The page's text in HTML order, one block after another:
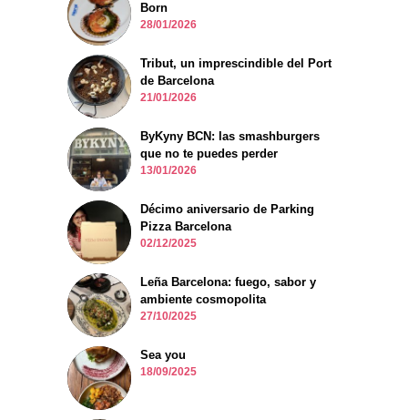
Born
28/01/2026
Tribut, un imprescindible del Port
de Barcelona
21/01/2026
ByKyny BCN: las smashburgers
que no te puedes perder
13/01/2026
Décimo aniversario de Parking
Pizza Barcelona
02/12/2025
Leña Barcelona: fuego, sabor y
ambiente cosmopolita
27/10/2025
Sea you
18/09/2025